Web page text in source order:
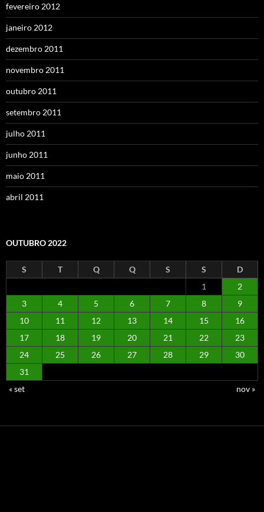
fevereiro 2012
janeiro 2012
dezembro 2011
novembro 2011
outubro 2011
setembro 2011
julho 2011
junho 2011
maio 2011
abril 2011
OUTUBRO 2022
S T Q Q S S
D
1
2
3
4 5 6 7 8
9
10
11 12 13 14 15
16
17
18 19 20 21 22
23
24
25 26 27 28 29
30
31
« set
nov »